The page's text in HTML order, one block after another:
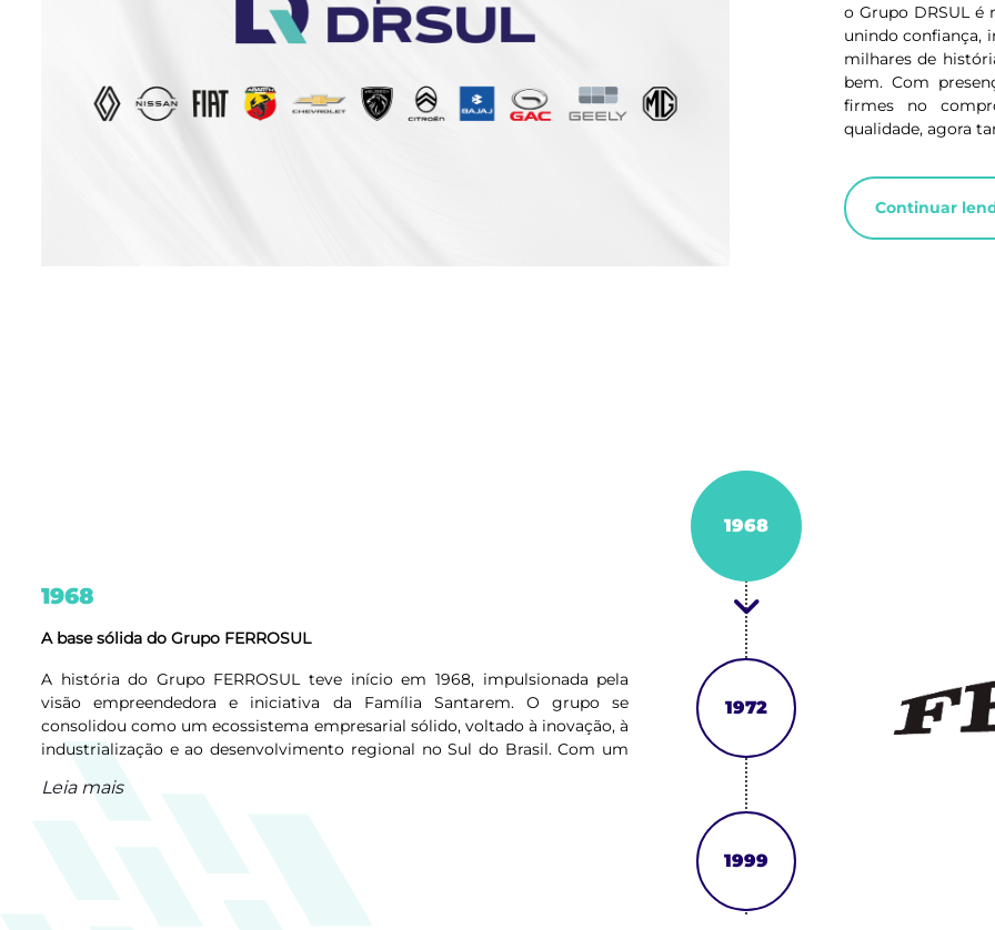
o Grupo DRSUL
unindo confiança,
milhares de
bem. Com
firmes no
qualidade, agora
Continuar
1968
1972
1999
1968
A base sólida do Grupo FERROSUL
A história do Grupo FERROSUL teve início em 1968, impulsionada pela
visão empreendedora e iniciativa da Família Santarem. O grupo se
consolidou como um ecossistema empresarial sólido, voltado à inovação, à
industrialização e ao desenvolvimento regional no Sul do Brasil. Com um
a FERROSUL construiu um legado que hoje sustenta operações
Leia mais